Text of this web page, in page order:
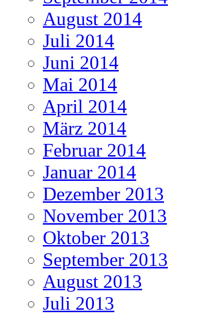
August 2014
Juli 2014
Juni 2014
Mai 2014
April 2014
März 2014
Februar 2014
Januar 2014
Dezember 2013
November 2013
Oktober 2013
September 2013
August 2013
Juli 2013